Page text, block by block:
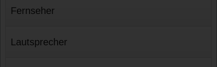
Fernseher
Lautsprecher